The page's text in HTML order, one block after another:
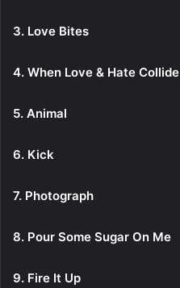
3. Love Bites
4. When Love & Hate Collide
5. Animal
6. Kick
7. Photograph
8. Pour Some Sugar On Me
9. Fire It Up